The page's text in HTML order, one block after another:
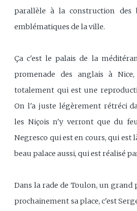
parallèle à la construction des
emblématiques de la ville.
Ça c'est le palais de la
promenade des anglais à
totalement qui est une
On l'a juste légèrement rétréci
les Niçois n'y verront que du
Negresco qui est en cours, qui est
beau palace aussi, qui est réalisé
Dans la rade de Toulon, un
prochainement sa place, c'est